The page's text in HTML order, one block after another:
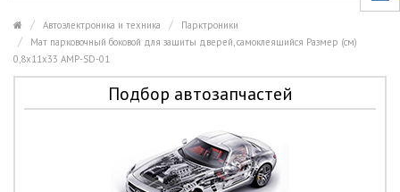
Автоэлектроника и техника
Парктроники
Мат парковочный боковой для защиты дверей, самоклеящийся Размер (см)
0,8х11х33 AMP-SD-01
Подбор автозапчастей